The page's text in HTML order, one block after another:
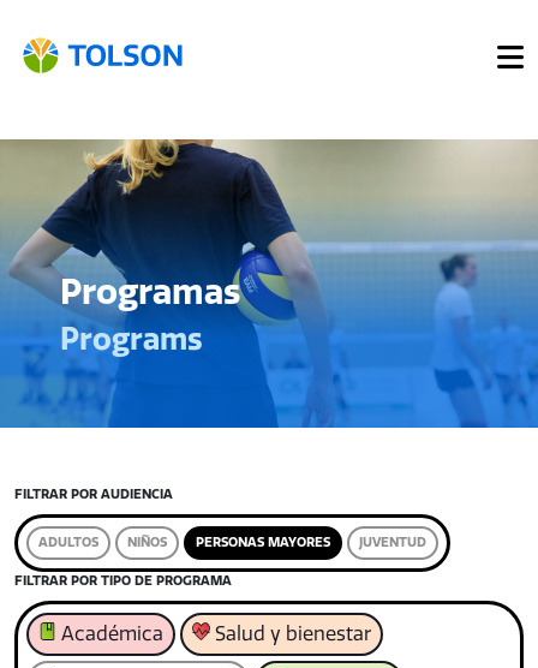
Programas
Programs
FILTRAR POR AUDIENCIA
ADULTOS NIÑOS PERSONAS MAYORES JUVENTUD
FILTRAR POR TIPO DE PROGRAMA
Académica Salud y bienestar